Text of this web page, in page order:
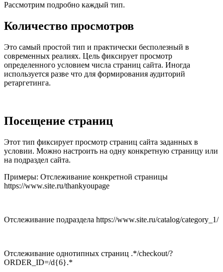
Рассмотрим подробно каждый тип.
Количество просмотров
Это самый простой тип и практически бесполезный в
современных реалиях. Цель фиксирует просмотр
определенного условием числа страниц сайта. Иногда
используется разве что для формирования аудиторий
ретаргетинга.
Посещение страниц
Этот тип фиксирует просмотр страниц сайта заданных в
условии. Можно настроить на одну конкретную страницу или
на подраздел сайта.
Примеры: Отслеживание конкретной страницы
https://www.site.ru/thankyoupage
Отслеживание подраздела https://www.site.ru/catalog/category_1/
Отслеживание однотипных страниц .*/checkout/?
ORDER_ID=/d{6}.*